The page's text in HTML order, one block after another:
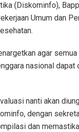
(Diskominfo),
Umum dan
agar
nasional
nanti akan
dengan
dan